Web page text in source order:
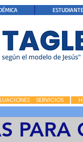
SERVICIOS
PARA